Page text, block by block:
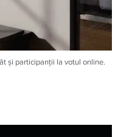
și participanții la votul online.